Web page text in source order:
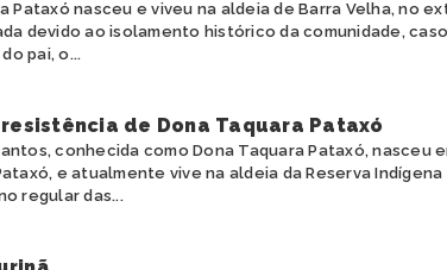
Pataxó nasceu e viveu na aldeia de Barra Velha, no
devido ao isolamento histórico da comunidade,
pai, o...
de Dona Taquara Pataxó
conhecida como Dona Taquara Pataxó, nasceu
e atualmente vive na aldeia da Reserva Indígena
regular das...